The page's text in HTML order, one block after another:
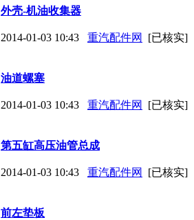
外壳-机油收集器
2014-01-03 10:43 重汽配件网 [已核实]
油道螺塞
2014-01-03 10:43 重汽配件网 [已核实]
第五缸高压油管总成
2014-01-03 10:43 重汽配件网 [已核实]
前左垫板